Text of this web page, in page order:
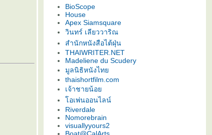
BioScope
House
Apex Siamsquare
วินทร์ เลียววาริณ
สำนักหนังสือไต้ฝุ่น
THAIWRITER.NET
Madeliene du Scudery
มูลนิธิหนังไท
thaishortfilm.com
เจ้าชายน้อ
อเพ่นออนไลน์
Riverdale
Nomorebrain
visuallyyours2